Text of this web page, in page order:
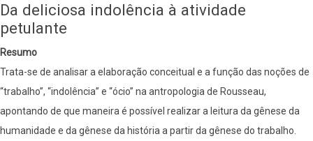
saberes
Guarani
modos
de
criar,
crescer
Da deliciosa indolência à atividade
petulante
Resumo
Trata-se de analisar a elaboração conceitual e a função das noções de
“trabalho”, “indolência” e “ócio” na antropologia de Rousseau,
apontando de que maneira é possível realizar a leitura da gênese da
humanidade e da gênese da história a partir da gênese do trabalho.